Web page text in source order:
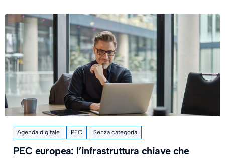
Agenda digitale PEC Senza categoria
PEC europea: l’infrastruttura chiave che